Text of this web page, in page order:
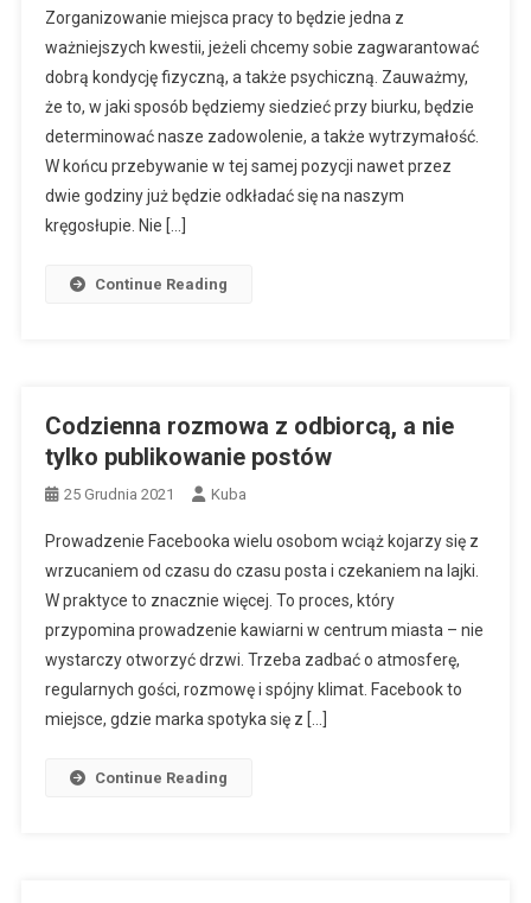
Zorganizowanie miejsca pracy to będzie jedna z
ważniejszych kwestii, jeżeli chcemy sobie zagwarantować
dobrą kondycję fizyczną, a także psychiczną. Zauważmy,
że to, w jaki sposób będziemy siedzieć przy biurku, będzie
determinować nasze zadowolenie, a także wytrzymałość.
W końcu przebywanie w tej samej pozycji nawet przez
dwie godziny już będzie odkładać się na naszym
kręgosłupie. Nie […]
Continue Reading
Codzienna rozmowa z odbiorcą, a nie
tylko publikowanie postów
25 Grudnia 2021 Kuba
Prowadzenie Facebooka wielu osobom wciąż kojarzy się z
wrzucaniem od czasu do czasu posta i czekaniem na lajki.
W praktyce to znacznie więcej. To proces, który
przypomina prowadzenie kawiarni w centrum miasta – nie
wystarczy otworzyć drzwi. Trzeba zadbać o atmosferę,
regularnych gości, rozmowę i spójny klimat. Facebook to
miejsce, gdzie marka spotyka się z […]
Continue Reading